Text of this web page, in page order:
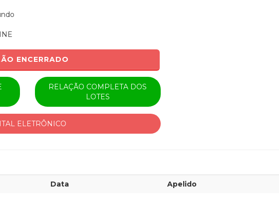
ENCERRADO
RELAÇÃO COMPLETA DOS
LOTES
ELETRÔNICO
Data Apelido